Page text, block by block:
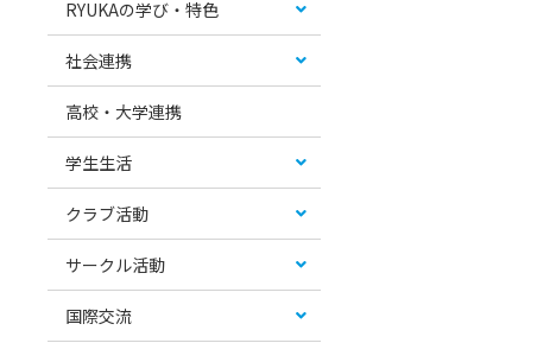
RYUKAの学び・特色
社会連携
高校・大学連携
学生生活
クラブ活動
サークル活動
国際交流